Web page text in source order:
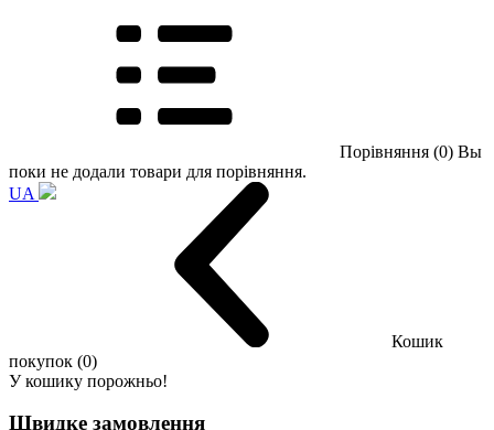
Порівняння (0) Вы
поки не додали товари для порівняння.
UA
Кошик
покупок (0)
У кошику порожньо!
Швидке замовлення